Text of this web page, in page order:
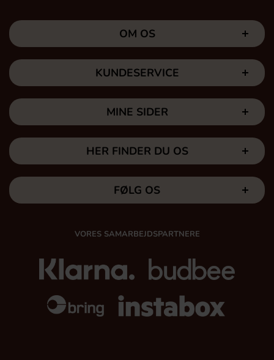
OM OS
KUNDESERVICE
MINE SIDER
HER FINDER DU OS
FØLG OS
VORES SAMARBEJDSPARTNERE